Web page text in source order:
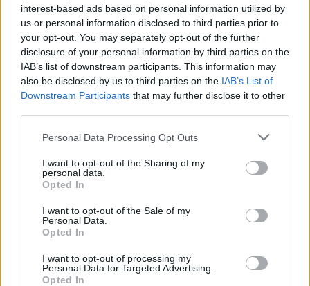
interest-based ads based on personal information utilized by
us or personal information disclosed to third parties prior to
your opt-out. You may separately opt-out of the further
disclosure of your personal information by third parties on the
IAB’s list of downstream participants. This information may
also be disclosed by us to third parties on the IAB’s List of
Downstream Participants that may further disclose it to other
Personal Data Processing Opt Outs
I want to opt-out of the Sharing of my
personal data.
Opted In
I want to opt-out of the Sale of my
Personal Data.
Opted In
I want to opt-out of processing my
Personal Data for Targeted Advertising.
Opted In
Viva __, primeiro programa solo de Jô
A resposta a esta pergunta: